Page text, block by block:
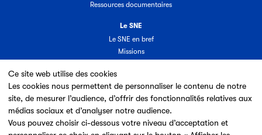
Ce site web utilise des cookies
Les cookies nous permettent de personnaliser le contenu de notre
site, de mesurer l’audience, d’offrir des fonctionnalités relatives aux
médias sociaux et d’analyser notre audience.
Vous pouvez choisir ci-dessous votre niveau d’acceptation et
Ressources documentaires
Le SNE
Le SNE en bref
Missions
Groupes & commissions
Partenaires
Annuaire des adhérents
Nouveaux adhérents
Espace adhérent